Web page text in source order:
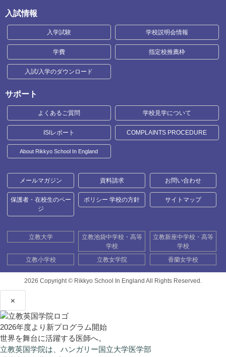
入試情報
入学試験 学校説明会情報
学費 指定校推薦枠
入試/入学のダウンロード
サポート
よくあるご質問 学校見学について
ISIレポート COMPLAINTS PROCEDURE
About Rikkyo School In England
メールマガジン 資料請求 お問い合わせ
保護者・在校生のペー
ジ
ポリシー 学校の方針 サイトマップ
立教大学
立教池袋中学校・高等
学校
立教新座中学校・高等
学校
立教小学校
立教女学院 香蘭女学校
2026 Copyright © Rikkyo School In England All Rights Reserved.
×
2026年度より新プログラム開始
世界を舞台に活躍する医師へ。
立教英国学院は、ハンガリー国立大学医学部